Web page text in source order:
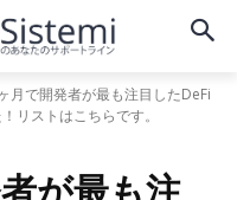
月で開発者が最も注目したDeFi
リストはこちらです。
が最も注